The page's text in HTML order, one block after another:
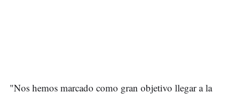
"Nos hemos marcado como gran objetivo llegar a la